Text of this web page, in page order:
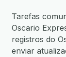
Tarefas
Oscario
registros do
enviar